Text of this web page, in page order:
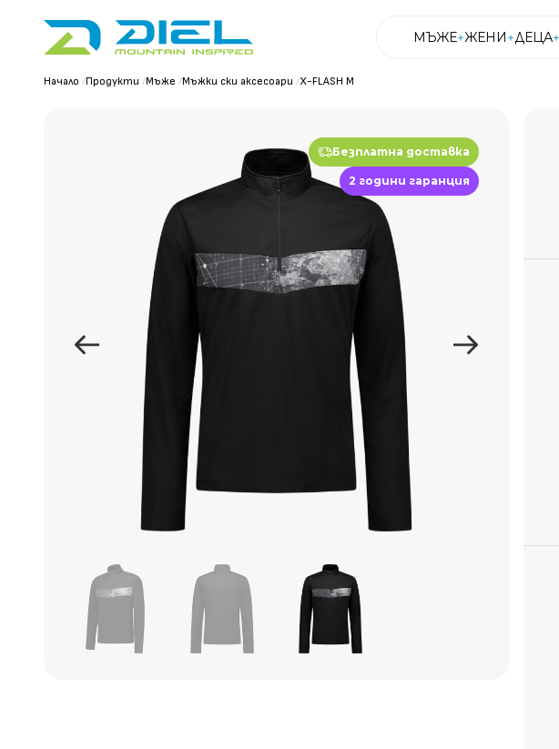
МЪЖЕ ЖЕНИ ДЕЦА
Начало /Продукти /Мъже /Мъжки ски аксесоари /X-FLASH M
Безплатна доставка
2 години гаранция